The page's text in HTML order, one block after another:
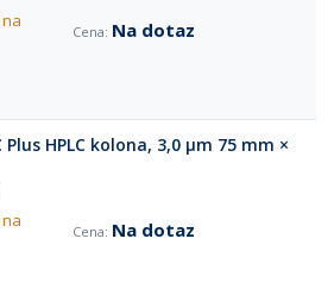
Na dotaz
Plus HPLC kolona, 3,0 µm 75 mm ×
Na dotaz